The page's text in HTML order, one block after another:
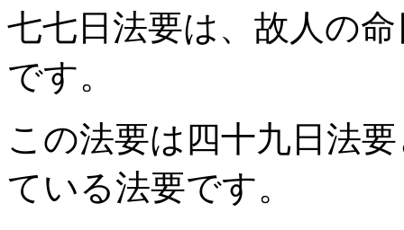
七七日法要は、故人の
です。
この法要は四十九日法
ている法要です。